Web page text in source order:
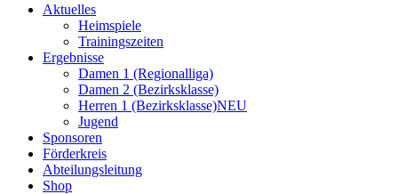
Aktuelles
Heimspiele
Trainingszeiten
Ergebnisse
Damen 1 (Regionalliga)
Damen 2 (Bezirksklasse)
Herren 1 (Bezirksklasse)NEU
Jugend
Sponsoren
Förderkreis
Abteilungsleitung
Shop